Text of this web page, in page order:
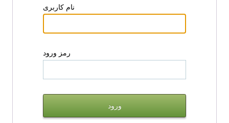
نام کاربری
رمز ورود